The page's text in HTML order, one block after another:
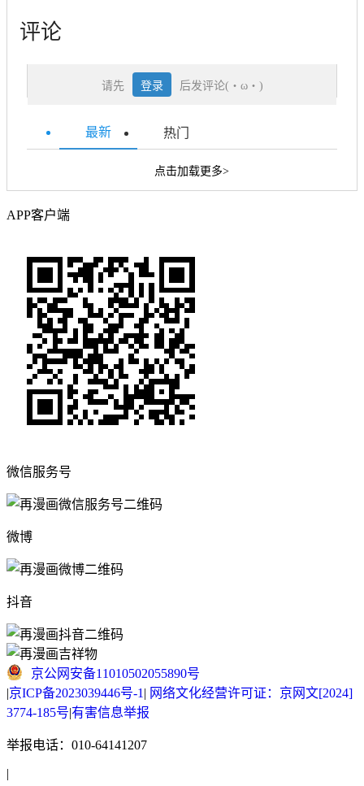
评论
请先 登录 后发评论(・ω・)
最新 热门
点击加载更多>
APP客户端
微信服务号
微博
抖音
京公网安备11010502055890号
|京ICP备2023039446号-1 | 网络文化经营许可证：京网文[2024]
3774-185号|有害信息举报
举报电话：010-64141207
|